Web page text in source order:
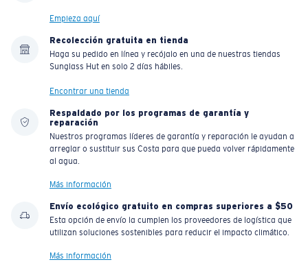
Empieza aquí
Recolección gratuita en tienda
Haga su pedido en línea y recójalo en una de nuestras tiendas
Sunglass Hut en solo 2 días hábiles.
Encontrar una tienda
Respaldado por los programas de garantía y
reparación
Nuestros programas líderes de garantía y reparación le ayudan a
arreglar o sustituir sus Costa para que pueda volver rápidamente
al agua.
Más información
Envío ecológico gratuito en compras superiores a $50
Esta opción de envío la cumplen los proveedores de logística que
utilizan soluciones sostenibles para reducir el impacto climático.
Más información